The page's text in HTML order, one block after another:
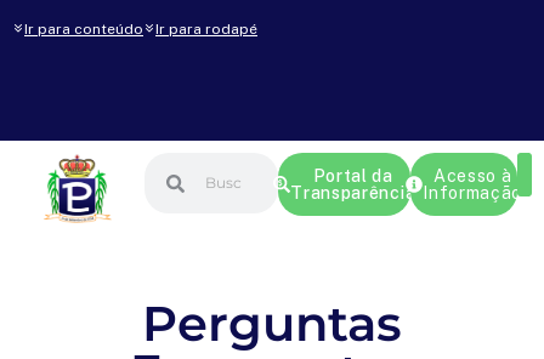
Ir para conteúdo Ir para rodapé
Portal da
Transparência
Acesso à
Informação
Perguntas